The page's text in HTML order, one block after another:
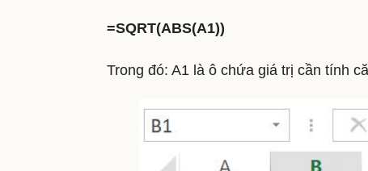
=SQRT(ABS(A1))
Trong đó: A1 là ô chứa giá trị cần tính